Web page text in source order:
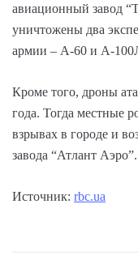
авиационный завод
уничтожены два
армии – А-60 и А-
Кроме того, дроны
года. Тогда местные
взрывах в городе и
завода “Атлант Аэро”.
Источник: rbc.ua